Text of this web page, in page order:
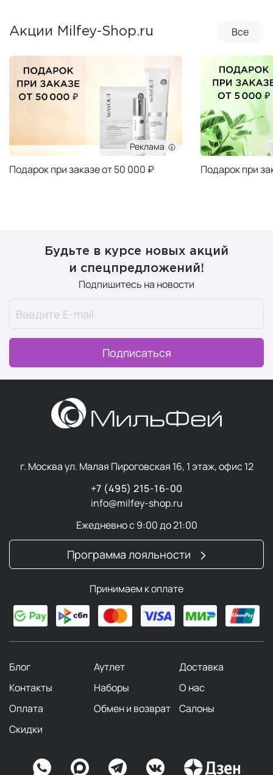
Акции Milfey-Shop.ru Все
Реклама
Подарок при заказе от 50 000 ₽ Подарок при
Будьте в курсе новых акций
и спецпредложений!
Подпишитесь на новости
Подписаться
г. Москва ул. Малая Пироговская 16, 1 этаж, офис 12
+7 (495) 215-16-00
info@milfey-shop.ru
Ежедневно с 9:00 до 21:00
Программа лояльности
Принимаем к оплате
Блог Аутлет
Доставка
Контакты
Наборы
О нас
Оплата
Обмен и возврат
Салоны
Скидки